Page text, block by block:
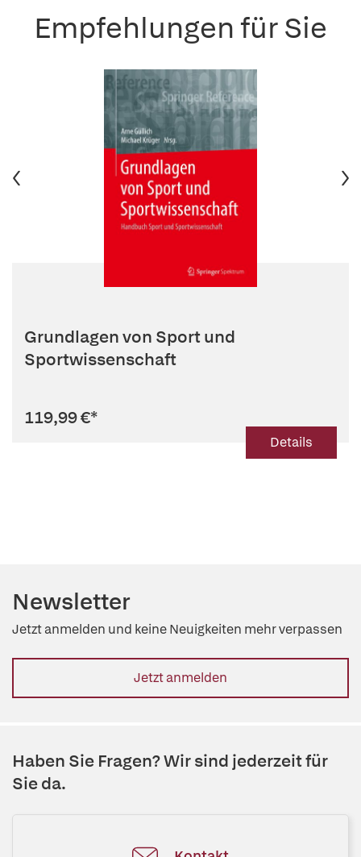
Empfehlungen für Sie
Grundlagen von Sport und
Sportwissenschaft
119,99 €*
Details
Newsletter
Jetzt anmelden und keine Neuigkeiten mehr verpassen
Jetzt anmelden
Haben Sie Fragen? Wir sind jederzeit für
Sie da.